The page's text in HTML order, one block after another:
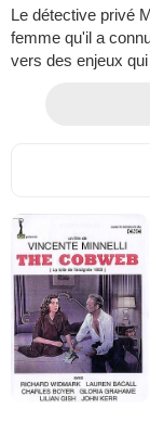
Le détective privé
femme qu'il a
vers des enjeux